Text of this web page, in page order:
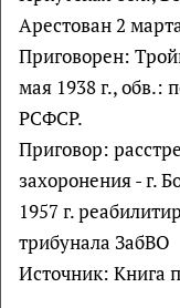
Арестован 2
Приговорен:
мая 1938 г., обв.:
РСФСР.
Приговор:
захоронения - г.
1957 г.
трибунала ЗабВО
Источник: Книга